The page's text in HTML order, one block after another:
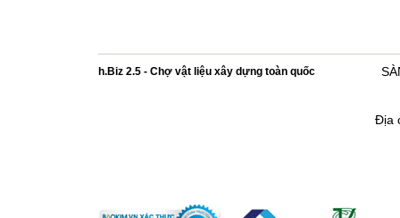
h.Biz 2.5 - Chợ vật liệu xây dựng toàn quốc
Địa